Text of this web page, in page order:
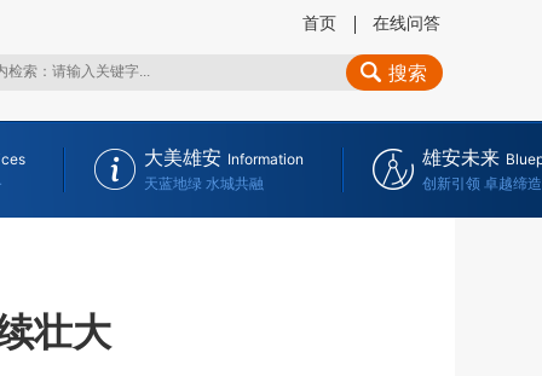
首页 在线问答
搜索
大美雄安 Information
天蓝地绿 水城共融
雄安未来
创新引领 卓越缔造
壮大